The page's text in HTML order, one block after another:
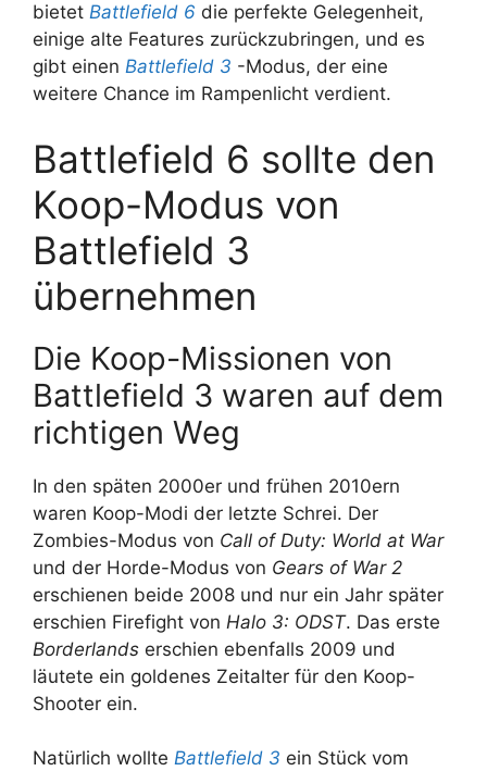
bietet Battlefield 6 die perfekte Gelegenheit,
einige alte Features zurückzubringen, und es
gibt einen Battlefield 3 -Modus, der eine
weitere Chance im Rampenlicht verdient.
Battlefield 6 sollte den
Koop-Modus von
Battlefield 3
übernehmen
Die Koop-Missionen von
Battlefield 3 waren auf dem
richtigen Weg
In den späten 2000er und frühen 2010ern
waren Koop-Modi der letzte Schrei. Der
Zombies-Modus von Call of Duty: World at War
und der Horde-Modus von Gears of War 2
erschienen beide 2008 und nur ein Jahr später
erschien Firefight von Halo 3: ODST. Das erste
Borderlands erschien ebenfalls 2009 und
läutete ein goldenes Zeitalter für den Koop-
Shooter ein.
Natürlich wollte Battlefield 3 ein Stück vom